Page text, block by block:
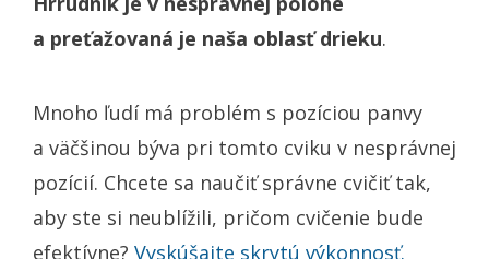
a preťažovaná je naša oblasť drieku.
Mnoho ľudí má problém s pozíciou panvy
a väčšinou býva pri tomto cviku v nesprávnej
pozícií. Chcete sa naučiť správne cvičiť tak,
aby ste si neublížili, pričom cvičenie bude
efektívne? Vyskúšajte skrytú výkonnosť.